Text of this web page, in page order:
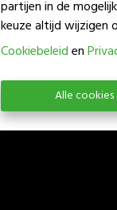
partijen in de
keuze altijd wijzigen
Cookiebeleiden
Alle